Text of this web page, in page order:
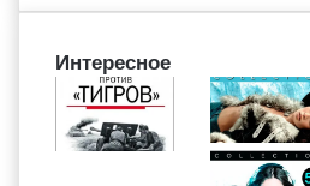
Интересное